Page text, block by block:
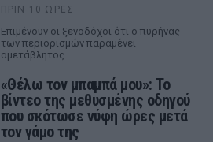
ΠΡΙΝ 10 ΏΡΕΣ
Επιμένουν οι ξενοδόχοι ότι ο πυρήνας
των περιορισμών παραμένει
αμετάβλητος
«Θέλω τον μπαμπά μου»: Το
βίντεο της μεθυσμένης οδηγού
που σκότωσε νύφη ώρες μετά
τον γάμο της